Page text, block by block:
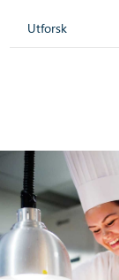
Utforsk